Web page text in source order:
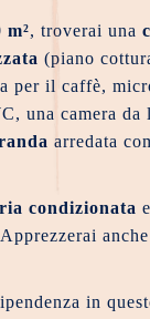
m², troverai una
(piano
per il caffè,
una camera da
arredata
condizionata e
in